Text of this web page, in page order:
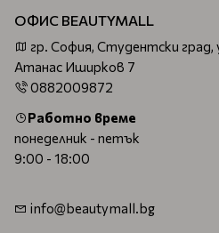
ОФИС BEAUTYMALL
гр. София, Студентски град,
Атанас Иширков 7
0882009872
Работно време
понеделник - петък
9:00 - 18:00
info@beautymall.bg